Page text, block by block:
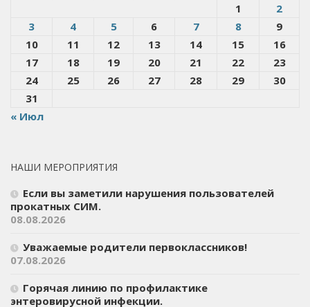
1
2
3
4 5 6 7 8
9
10
11 12 13 14 15
16
17
18 19 20 21 22
23
24
25 26 27 28 29
30
31
« Июл
НАШИ МЕРОПРИЯТИЯ
Если вы заметили нарушения пользователей
прокатных СИМ.
08.08.2026
Уважаемые родители первоклассников!
07.08.2026
Горячая линию по профилактике
энтеровирусной инфекции.